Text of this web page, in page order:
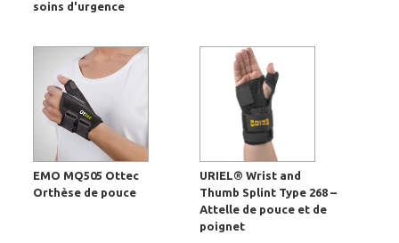
soins d'urgence
EMO MQ505 Ottec
Orthèse de pouce
URIEL® Wrist and
Thumb Splint Type 268 –
Attelle de pouce et de
poignet